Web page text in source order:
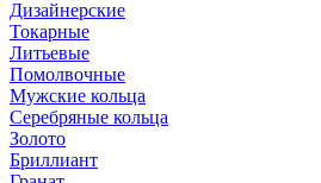
Дизайнерские
Токарные
Литьевые
Помолвочные
Мужские кольца
Серебряные кольца
Золото
Бриллиант